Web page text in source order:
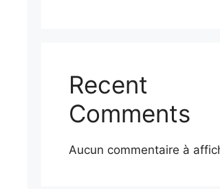
Recent
Comments
Aucun commentaire à